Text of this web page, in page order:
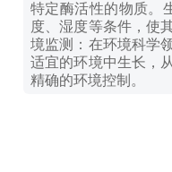
特定酶活性的物质。
度、湿度等条件，使
境监测：在环境科学
适宜的环境中生长，
精确的环境控制。